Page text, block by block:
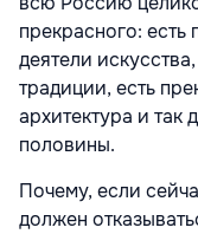
прекрасного:
деятели
традиции, есть
архитектура и так
половины.
Почему, если
должен